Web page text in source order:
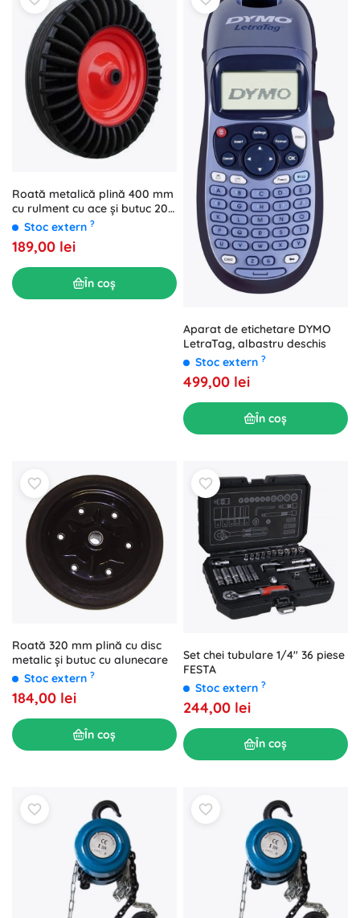
Roată metalică plină 400 mm
cu rulment cu ace și butuc 20
mmStoc extern ?
189,00 lei
În coș
Aparat de etichetare DYMO
LetraTag, albastru deschis
Stoc extern ?
499,00 lei
În coș
Roată 320 mm plină cu disc
metalic și butuc cu alunecare
Stoc extern ?
184,00 lei
În coș
Set chei tubulare 1/4" 36 piese
FESTA
Stoc extern ?
244,00 lei
În coș